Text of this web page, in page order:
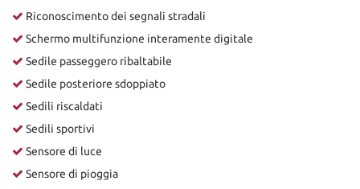
Riconoscimento dei segnali stradali
Schermo multifunzione interamente digitale
Sedile passeggero ribaltabile
Sedile posteriore sdoppiato
Sedili riscaldati
Sedili sportivi
Sensore di luce
Sensore di pioggia